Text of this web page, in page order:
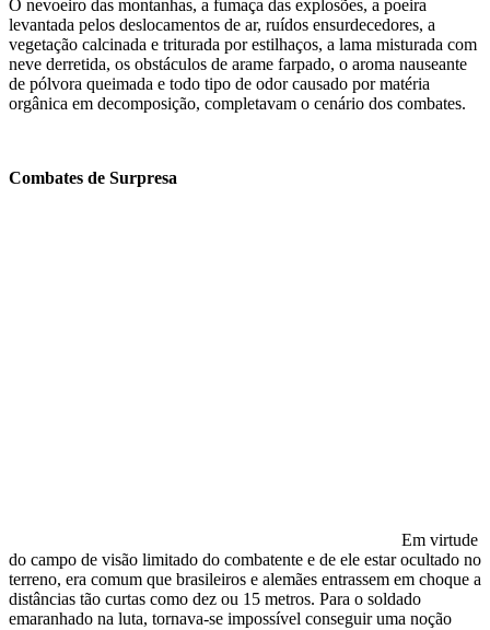
O nevoeiro das montanhas, a fumaça das explosões, a poeira
levantada pelos deslocamentos de ar, ruídos ensurdecedores, a
vegetação calcinada e triturada por estilhaços, a lama misturada com
neve derretida, os obstáculos de arame farpado, o aroma nauseante
de pólvora queimada e todo tipo de odor causado por matéria
orgânica em decomposição, completavam o cenário dos combates.
Combates de Surpresa
Em virtude
do campo de visão limitado do combatente e de ele estar ocultado no
terreno, era comum que brasileiros e alemães entrassem em choque a
distâncias tão curtas como dez ou 15 metros. Para o soldado
emaranhado na luta, tornava-se impossível conseguir uma noção